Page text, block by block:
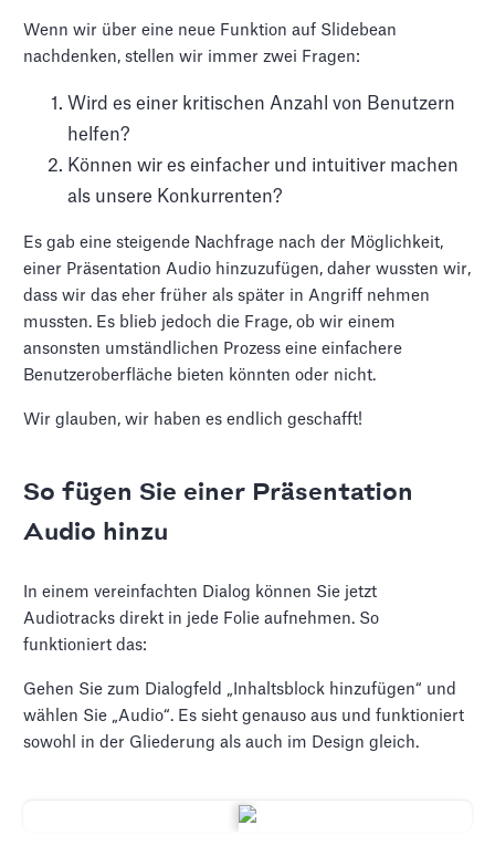
Wenn wir über eine neue Funktion auf Slidebean
nachdenken, stellen wir immer zwei Fragen:
Wird es einer kritischen Anzahl von Benutzern
helfen?
Können wir es einfacher und intuitiver machen
als unsere Konkurrenten?
Es gab eine steigende Nachfrage nach der Möglichkeit,
einer Präsentation Audio hinzuzufügen, daher wussten wir,
dass wir das eher früher als später in Angriff nehmen
mussten. Es blieb jedoch die Frage, ob wir einem
ansonsten umständlichen Prozess eine einfachere
Benutzeroberfläche bieten könnten oder nicht.
Wir glauben, wir haben es endlich geschafft!
So fügen Sie einer Präsentation
Audio hinzu
In einem vereinfachten Dialog können Sie jetzt
Audiotracks direkt in jede Folie aufnehmen. So
funktioniert das:
Gehen Sie zum Dialogfeld „Inhaltsblock hinzufügen“ und
wählen Sie „Audio“. Es sieht genauso aus und funktioniert
sowohl in der Gliederung als auch im Design gleich.